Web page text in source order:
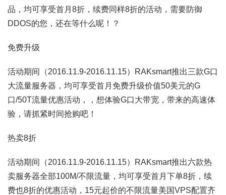
品，均可享受首月8折，续费同样8折的活动，需要防御
DDOS的您，还在等什么呢！？
免费升级
活动期间（2016.11.9-2016.11.15）RAKsmart推出三款G口
大流量服务器，均可享受首月免费升级价值50美元的G
口/50T流量优惠活动，，想体验G口大带宽，带来的高速体
验，请抓紧时间抢购吧！
热卖8折
活动期间（2016.11.9-2016.11.15）RAKsmart推出六款热
卖服务器全部100M/不限流量，均可享受首月下单8折，续
费也8折的优惠活动，15元起价的不限流量美国VPS配置齐